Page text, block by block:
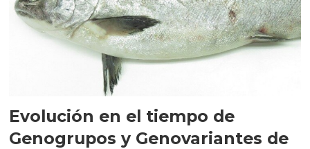
Evolución en el tiempo de
Genogrupos y Genovariantes de